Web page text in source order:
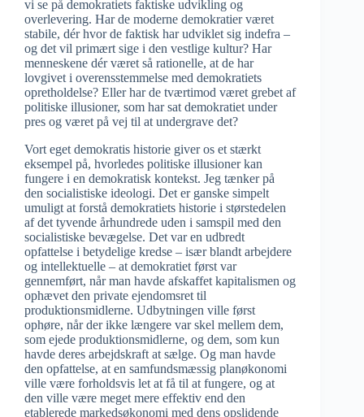
vi se på demokratiets faktiske udvikling og
overlevering. Har de moderne demokratier været
stabile, dér hvor de faktisk har udviklet sig indefra –
og det vil primært sige i den vestlige kultur? Har
menneskene dér været så rationelle, at de har
lovgivet i overensstemmelse med demokratiets
opretholdelse? Eller har de tvært­imod været grebet af
politiske illusioner, som har sat demokratiet under
pres og været på vej til at undergrave det?
Vort eget demokratis historie giver os et stærkt
eksempel på, hvorledes politiske illusioner kan
fungere i en demokratisk kontekst. Jeg tænker på
den socialistiske ideologi. Det er ganske simpelt
umuligt at forstå demokratiets historie i størstedelen
af det tyvende århundrede uden i samspil med den
socialistiske bevægelse. Det var en udbredt
opfattelse i betydelige kredse – især blandt arbejdere
og intellektuelle – at demokratiet først var
gennemført, når man havde afskaffet kapitalismen og
ophævet den private ejendomsret til
produktionsmidlerne. Udbytningen ville først
ophøre, når der ikke længere var skel mellem dem,
som ejede produktionsmidlerne, og dem, som kun
havde deres arbejdskraft at sælge. Og man havde
den opfattelse, at en samfundsmæssig planøkonomi
ville være forholdsvis let at få til at fungere, og at
den ville være meget mere effektiv end den
etablerede markedsøkonomi med dens opslidende